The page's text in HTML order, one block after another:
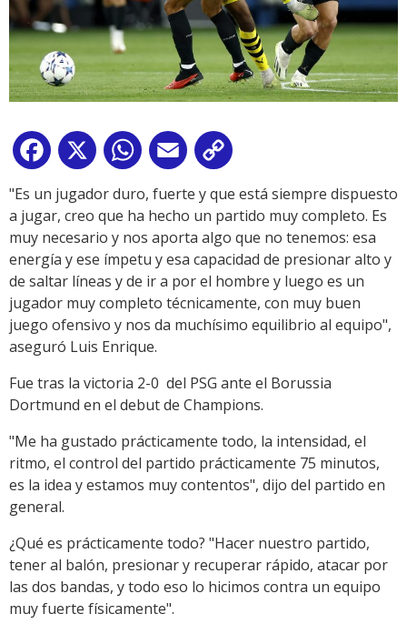
Facebook
X WhatsApp
Email
Link
"Es un jugador duro, fuerte y que está siempre dispuesto
a jugar, creo que ha hecho un partido muy completo. Es
muy necesario y nos aporta algo que no tenemos: esa
energía y ese ímpetu y esa capacidad de presionar alto y
de saltar líneas y de ir a por el hombre y luego es un
jugador muy completo técnicamente, con muy buen
juego ofensivo y nos da muchísimo equilibrio al equipo",
aseguró Luis Enrique.
Fue tras la victoria 2-0 del PSG ante el Borussia
Dortmund en el debut de Champions.
"Me ha gustado prácticamente todo, la intensidad, el
ritmo, el control del partido prácticamente 75 minutos,
es la idea y estamos muy contentos", dijo del partido en
general.
¿Qué es prácticamente todo? "Hacer nuestro partido,
tener al balón, presionar y recuperar rápido, atacar por
las dos bandas, y todo eso lo hicimos contra un equipo
muy fuerte físicamente".